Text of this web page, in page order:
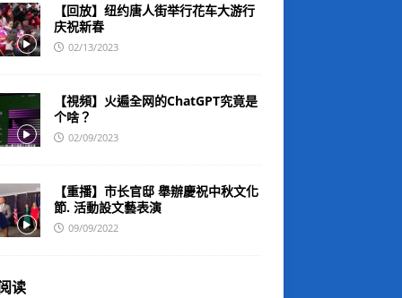
【回放】纽约唐人街举行花车大游行
庆祝新春
02/13/2023
【視頻】火遍全网的ChatGPT究竟是
个啥？
02/09/2023
【重播】市长官邸 舉辦慶祝中秋文化
節. 活動設文藝表演
09/09/2022
读